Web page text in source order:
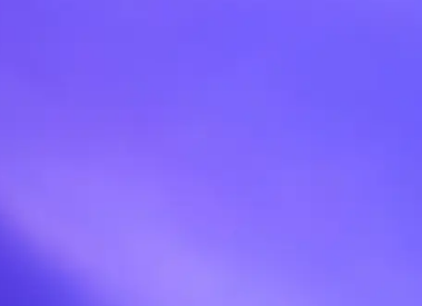
- 發送請求： - REST：呼叫該平
、max_tokens、